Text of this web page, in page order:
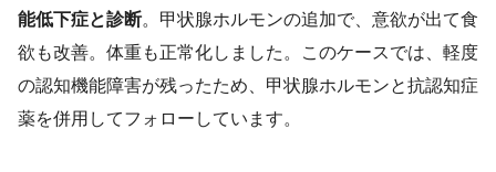
能低下症と診断。甲状腺ホルモンの追加で、意欲が出て食
欲も改善。体重も正常化しました。このケースでは、軽度
の認知機能障害が残ったため、甲状腺ホルモンと抗認知症
薬を併用してフォローしています。